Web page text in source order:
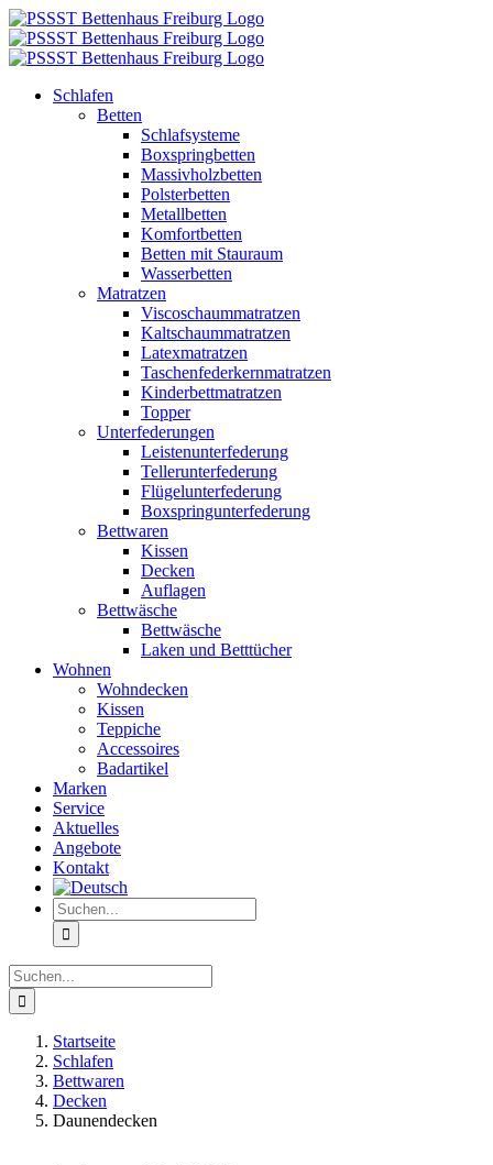
Zum
Inhalt
springen
Schlafen
Betten
Schlafsysteme
Boxspringbetten
Massivholzbetten
Polsterbetten
Metallbetten
Komfortbetten
Betten mit Stauraum
Wasserbetten
Matratzen
Viscoschaummatratzen
Kaltschaummatratzen
Latexmatratzen
Taschenfederkernmatratzen
Kinderbettmatratzen
Topper
Unterfederungen
Leistenunterfederung
Tellerunterfederung
Flügelunterfederung
Boxspringunterfederung
Bettwaren
Kissen
Decken
Auflagen
Bettwäsche
Bettwäsche
Laken und Betttücher
Wohnen
Wohndecken
Kissen
Teppiche
Accessoires
Badartikel
Marken
Service
Aktuelles
Angebote
Kontakt
Suche
nach:
Suche
nach:
Startseite
Schlafen
Bettwaren
Decken
Daunendecken